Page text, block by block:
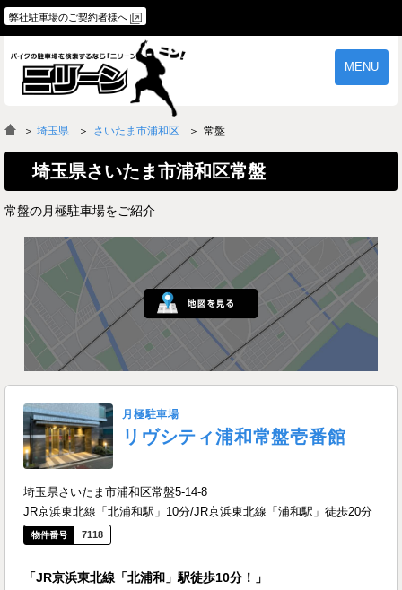
弊社駐車場のご契約者様へ
MENU
よくあるご質問 駐車場オーナー様へ
＞ 埼玉県 さいたま市浦和区 常盤
埼玉県さいたま市浦和区常盤
常盤の月極駐車場をご紹介
月極駐車場
リヴシティ浦和常盤壱番館
埼玉県さいたま市浦和区常盤5-14-8
JR京浜東北線「北浦和駅」10分/JR京浜東北線「浦和駅」徒歩20分
7118
「JR京浜東北線「北浦和」駅徒歩10分！」